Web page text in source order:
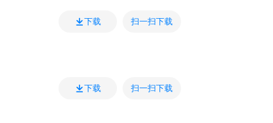
下载 扫一扫下载
下载 扫一扫下载